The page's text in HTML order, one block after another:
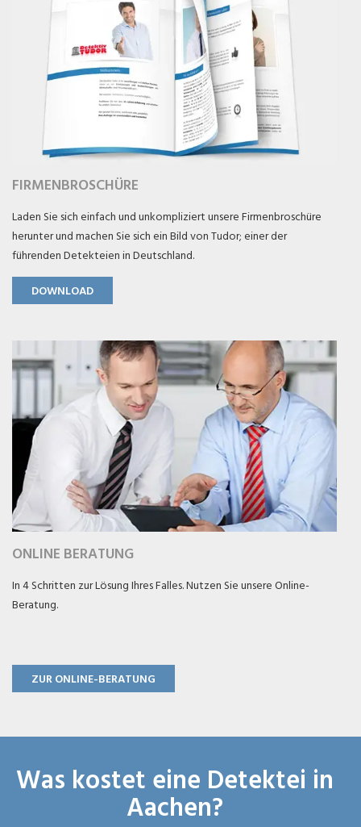
FIRMENBROSCHÜRE
Laden Sie sich einfach und unkompliziert unsere Firmenbroschüre
herunter und machen Sie sich ein Bild von Tudor; einer der
führenden Detekteien in Deutschland.
DOWNLOAD
ONLINE BERATUNG
In 4 Schritten zur Lösung Ihres Falles. Nutzen Sie unsere Online-
Beratung.
ZUR ONLINE-BERATUNG
Was kostet eine Detektei in
Aachen?